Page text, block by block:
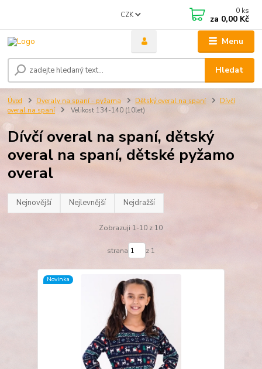
Menu
CZK
Hledat
0 ks
za 0,00 Kč
Úvod Overaly na spaní - pyžama Dětský overal na spaní
Dívčí
overal na spaní
Velikost 134-140 (10let)
Dívčí overal na spaní, dětský
overal na spaní, dětské pyžamo
overal
Nejnovější Nejlevnější Nejdražší
Zobrazuji 1-10 z 10
strana z 1
Novinka